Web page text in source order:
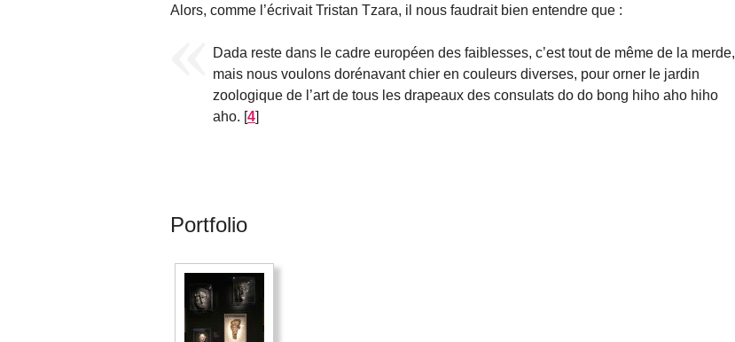
Alors, comme l’écrivait Tristan Tzara, il nous faudrait bien entendre que :
Dada reste dans le cadre européen des faiblesses, c’est tout de même de la merde,
mais nous voulons dorénavant chier en couleurs diverses, pour orner le jardin
zoologique de l’art de tous les drapeaux des consulats do do bong hiho aho hiho
aho. [4]
Portfolio